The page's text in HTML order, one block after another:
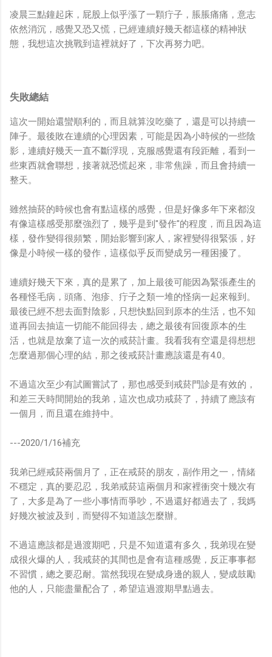
凌晨三點鐘起床，屁股上似乎漲了一顆疔子，脹脹痛痛，意志
依然消沉，感覺又恐又慌，已經連續好幾天都這樣的精神狀
態，我想這次挑戰到這裡就好了，下次再努力吧。
失敗總結
這次一開始還蠻順利的，而且就算沒吃藥了，還是可以持續一
陣子。最後敗在連續的心理因素，可能是因為小時候的一些陰
影，連續好幾天一直不斷浮現，克服感覺還有段距離，看到一
些東西就會聯想，接著就恐慌起來，非常焦躁，而且會持續一
整天。
雖然抽菸的時候也會有點這樣的感覺，但是好像多年下來都沒
有像這樣感受那麼強烈了，幾乎是到"發作"的程度，而且因為這
樣，發作變得很頻繁，開始影響到家人，家裡變得很緊張，好
像是小時候一樣的發作，這樣似乎反而變成另一種困擾了。
連續好幾天下來，真的是累了，加上最後可能因為緊張產生的
各種怪毛病，頭痛、泡疹、疔子之類一堆的怪病一起來報到。
最後已經不想去面對陰影，只想快點回到原本的生活，也不知
道再回去抽這一切能不能回得去，總之最後有回復原本的生
活，也就是放棄了這一次的戒菸計畫。我看我有空還是得想想
怎麼過那個心理的結，那之後戒菸計畫應該還是有4.0。
不過這次至少有試圖嘗試了，那也感受到戒菸門診是有效的，
和差三天時間開始的我弟，這次也成功戒菸了，持續了應該有
一個月，而且還在維持中。
---2020/1/16補充
我弟已經戒菸兩個月了，正在戒菸的朋友，副作用之一，情緒
不穩定，真的要忍忍，我弟戒菸這兩個月和家裡衝突十幾次有
了，大多是為了一些小事情而爭吵，不過還好都過去了，我媽
好幾次被波及到，而變得不知道該怎麼辦。
不過這應該都是過渡期吧，只是不知道還有多久，我弟現在變
成很火爆的人，我戒菸的其間也是會有這種感覺，反正事事都
不習慣，總之要忍耐。當然我現在變成身邊的親人，變成鼓勵
他的人，只能盡量配合了，希望這過渡期早點過去。